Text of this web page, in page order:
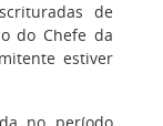
de
do Chefe da
estiver